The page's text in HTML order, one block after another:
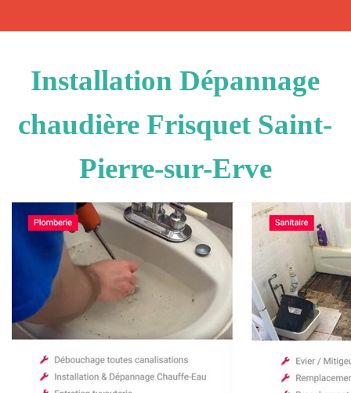
Installation Dépannage
chaudière Frisquet Saint-
Pierre-sur-Erve